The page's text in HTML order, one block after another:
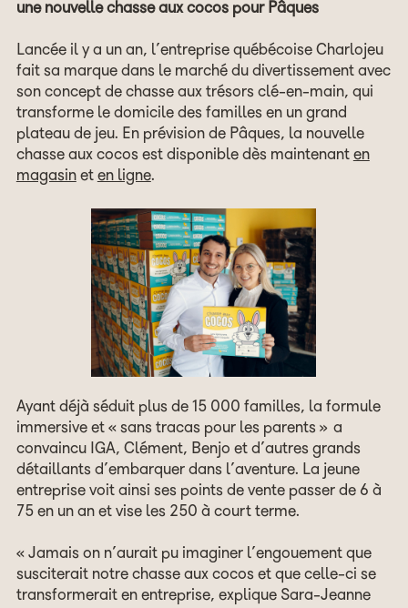
une nouvelle chasse aux cocos pour Pâques
Lancée il y a un an, l’entreprise québécoise Charlojeu
fait sa marque dans le marché du divertissement avec
son concept de chasse aux trésors clé-en-main, qui
transforme le domicile des familles en un grand
plateau de jeu. En prévision de Pâques, la nouvelle
chasse aux cocos est disponible dès maintenant en
magasinet en ligne.
Ayant déjà séduit plus de 15 000 familles, la formule
immersive et « sans tracas pour les parents » a
convaincu IGA, Clément, Benjo et d’autres grands
détaillants d’embarquer dans l’aventure. La jeune
entreprise voit ainsi ses points de vente passer de 6 à
75 en un an et vise les 250 à court terme.
« Jamais on n’aurait pu imaginer l’engouement que
susciterait notre chasse aux cocos et que celle-ci se
transformerait en entreprise, explique Sara-Jeanne